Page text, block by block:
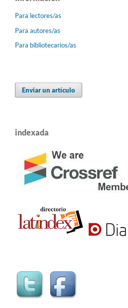
Para lectores/as
Para autores/as
Para bibliotecarios/as
Enviar un artículo
indexada